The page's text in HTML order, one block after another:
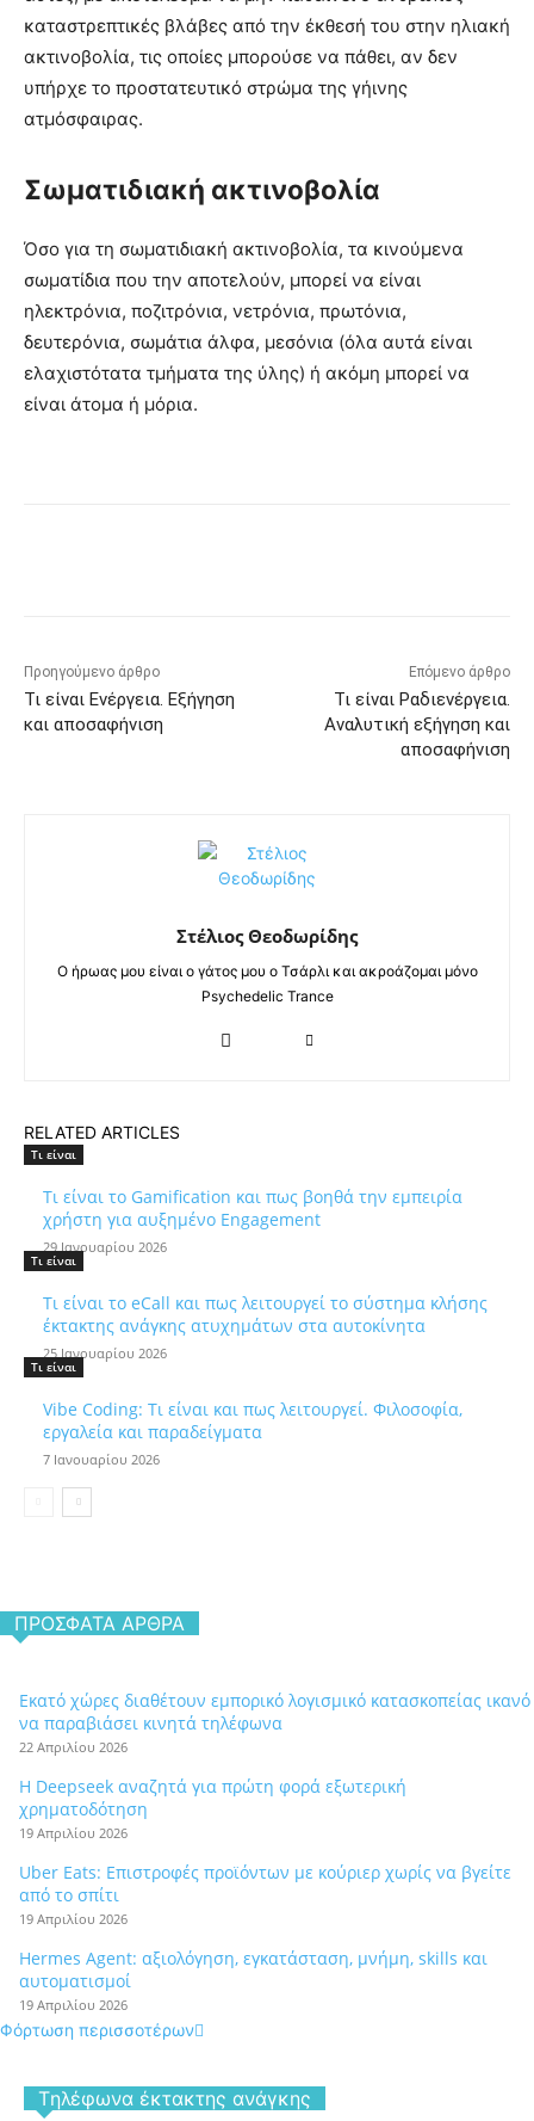
καταστρεπτικές βλάβες από την έκθεσή του στην ηλιακή
ακτινοβολία, τις οποίες μπορούσε να πάθει, αν δεν
υπήρχε το προστατευτικό στρώμα της γήινης
ατμόσφαιρας.
Σωματιδιακή ακτινοβολία
Όσο για τη σωματιδιακή ακτινοβολία, τα κινούμενα
σωματίδια που την αποτελούν, μπορεί να είναι
ηλεκτρόνια, ποζιτρόνια, νετρόνια, πρωτόνια,
δευτερόνια, σωμάτια άλφα, μεσόνια (όλα αυτά είναι
ελαχιστότατα τμήματα της ύλης) ή ακόμη μπορεί να
είναι άτομα ή μόρια.
Προηγούμενο άρθρο
Τι είναι Ενέργεια. Εξήγηση
και αποσαφήνιση
Επόμενο άρθρο
Τι είναι Ραδιενέργεια.
Αναλυτική εξήγηση και
αποσαφήνιση
Στέλιος Θεοδωρίδης
Ο ήρωας μου είναι ο γάτος μου ο Τσάρλι και ακροάζομαι μόνο
Psychedelic Trance
RELATED ARTICLES
Τι είναι
Τι είναι το Gamification και πως βοηθά την εμπειρία
χρήστη για αυξημένο Engagement
29 Ιανουαρίου 2026
Τι είναι
Τι είναι το eCall και πως λειτουργεί το σύστημα κλήσης
έκτακτης ανάγκης ατυχημάτων στα αυτοκίνητα
25 Ιανουαρίου 2026
Τι είναι
Vibe Coding: Τι είναι και πως λειτουργεί. Φιλοσοφία,
εργαλεία και παραδείγματα
7 Ιανουαρίου 2026
ΠΡΌΣΦΑΤΑ ΆΡΘΡΑ
Εκατό χώρες διαθέτουν εμπορικό λογισμικό κατασκοπείας ικανό
να παραβιάσει κινητά τηλέφωνα
22 Απριλίου 2026
Η Deepseek αναζητά για πρώτη φορά εξωτερική
χρηματοδότηση
19 Απριλίου 2026
Uber Eats: Επιστροφές προϊόντων με κούριερ χωρίς να βγείτε
από το σπίτι
19 Απριλίου 2026
Hermes Agent: αξιολόγηση, εγκατάσταση, μνήμη, skills και
αυτοματισμοί
19 Απριλίου 2026
Φόρτωση περισσοτέρων
Tηλέφωνα έκτακτης ανάγκης